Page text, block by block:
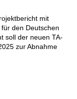
mit
den Deutschen
soll der neuen TA-
zur Abnahme